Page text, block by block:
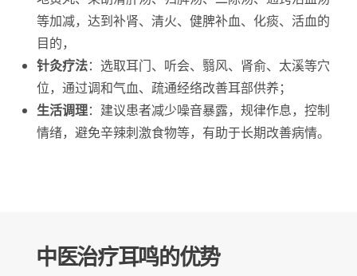
等加减，达到补肾、清火、健脾补血、化痰、活血的
目的，
针灸疗法：选取耳门、听会、翳风、肾俞、太溪等穴
位，通过调和气血、疏通经络改善耳部供养；
生活调理：建议患者减少噪音暴露，规律作息，控制
情绪，避免辛辣刺激食物等，有助于长期改善病情。
中医治疗耳鸣的优势